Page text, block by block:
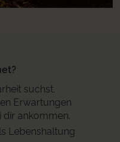
suchst.
Erwartungen
ankommen.
Lebenshaltung